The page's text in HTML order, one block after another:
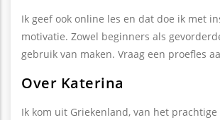
Ik geef ook online les en dat doe ik met
motivatie. Zowel beginners als
gebruik van maken. Vraag een proefles
Over Katerina
Ik kom uit Griekenland, van het